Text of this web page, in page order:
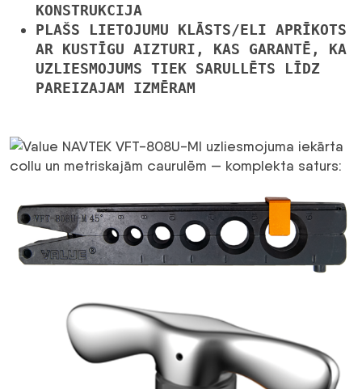
KONSTRUKCIJA
PLAŠS LIETOJUMU KLĀSTS/ELI APRĪKOTS
AR KUSTĪGU AIZTURI , KAS GARANTĒ, KA
UZLIESMOJUMS TIEK SARULLĒTS LĪDZ
PAREIZAJAM IZMĒRAM